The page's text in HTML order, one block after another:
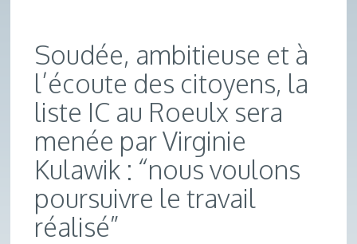
Soudée, ambitieuse et à
l’écoute des citoyens, la
liste IC au Roeulx sera
menée par Virginie
Kulawik : “nous voulons
poursuivre le travail
réalisé”